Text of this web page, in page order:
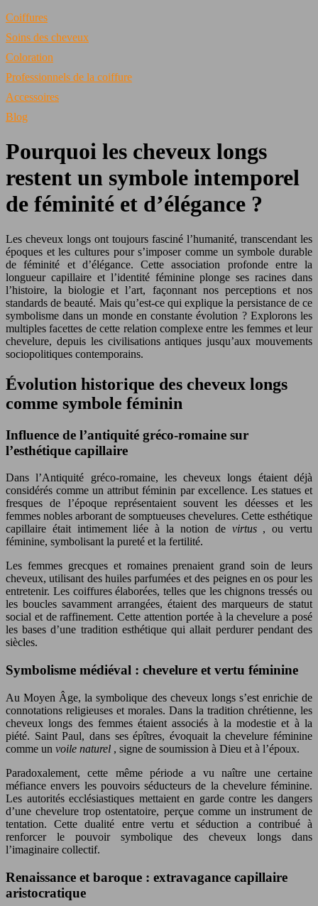
Coiffures
Soins des cheveux
Coloration
Professionnels de la coiffure
Accessoires
Blog
Pourquoi les cheveux longs
restent un symbole intemporel
de féminité et d’élégance ?
Les cheveux longs ont toujours fasciné l’humanité, transcendant les
époques et les cultures pour s’imposer comme un symbole durable
de féminité et d’élégance. Cette association profonde entre la
longueur capillaire et l’identité féminine plonge ses racines dans
l’histoire, la biologie et l’art, façonnant nos perceptions et nos
standards de beauté. Mais qu’est-ce qui explique la persistance de ce
symbolisme dans un monde en constante évolution ? Explorons les
multiples facettes de cette relation complexe entre les femmes et leur
chevelure, depuis les civilisations antiques jusqu’aux mouvements
sociopolitiques contemporains.
Évolution historique des cheveux longs
comme symbole féminin
Influence de l’antiquité gréco-romaine sur
l’esthétique capillaire
Dans l’Antiquité gréco-romaine, les cheveux longs étaient déjà
considérés comme un attribut féminin par excellence. Les statues et
fresques de l’époque représentaient souvent les déesses et les
femmes nobles arborant de somptueuses chevelures. Cette esthétique
capillaire était intimement liée à la notion de virtus , ou vertu
féminine, symbolisant la pureté et la fertilité.
Les femmes grecques et romaines prenaient grand soin de leurs
cheveux, utilisant des huiles parfumées et des peignes en os pour les
entretenir. Les coiffures élaborées, telles que les chignons tressés ou
les boucles savamment arrangées, étaient des marqueurs de statut
social et de raffinement. Cette attention portée à la chevelure a posé
les bases d’une tradition esthétique qui allait perdurer pendant des
siècles.
Symbolisme médiéval : chevelure et vertu féminine
Au Moyen Âge, la symbolique des cheveux longs s’est enrichie de
connotations religieuses et morales. Dans la tradition chrétienne, les
cheveux longs des femmes étaient associés à la modestie et à la
piété. Saint Paul, dans ses épîtres, évoquait la chevelure féminine
comme un voile naturel , signe de soumission à Dieu et à l’époux.
Paradoxalement, cette même période a vu naître une certaine
méfiance envers les pouvoirs séducteurs de la chevelure féminine.
Les autorités ecclésiastiques mettaient en garde contre les dangers
d’une chevelure trop ostentatoire, perçue comme un instrument de
tentation. Cette dualité entre vertu et séduction a contribué à
renforcer le pouvoir symbolique des cheveux longs dans
l’imaginaire collectif.
Renaissance et baroque : extravagance capillaire
aristocratique